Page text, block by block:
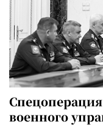
военного